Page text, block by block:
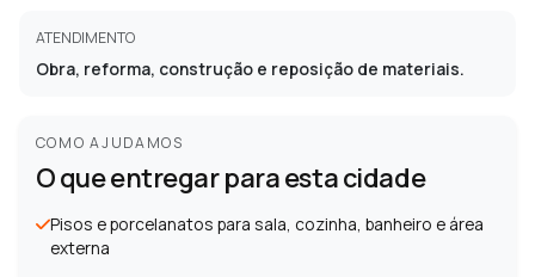
ATENDIMENTO
Obra, reforma, construção e reposição de materiais.
COMO AJUDAMOS
O que entregar para esta cidade
Pisos e porcelanatos para sala, cozinha, banheiro e área
externa